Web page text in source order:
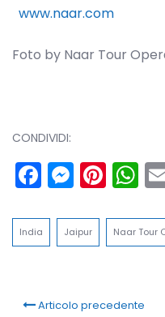
www.naar.com
Foto by Naar Tour
CONDIVIDI:
Facebook
India Jaipur Naar Tour
Articolo precedente